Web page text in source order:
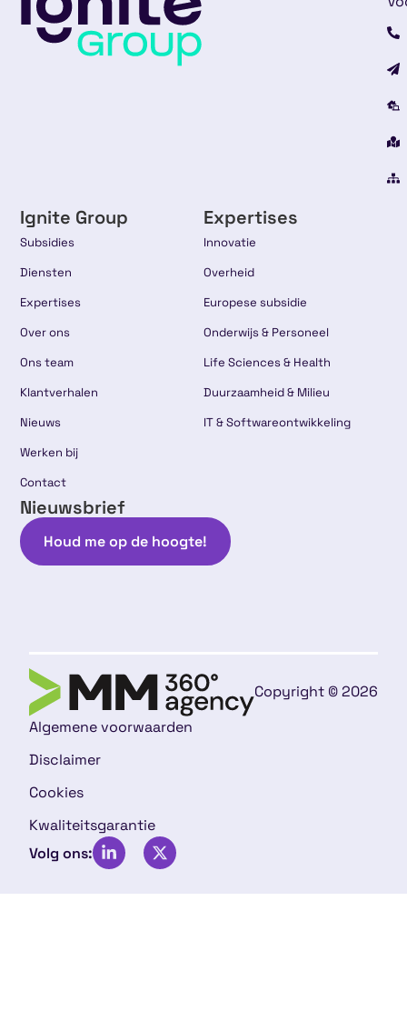
Ignite Group
Subsidies
Diensten
Expertises
Over ons
Ons team
Klantverhalen
Nieuws
Werken bij
Contact
Expertises
Innovatie
Overheid
Europese subsidie
Onderwijs & Personeel
Life Sciences & Health
Duurzaamheid & Milieu
IT & Softwareontwikkeling
Nieuwsbrief
Houd me op de hoogte!
Copyright © 2026
Algemene voorwaarden
Disclaimer
Cookies
Kwaliteitsgarantie
Volg ons: